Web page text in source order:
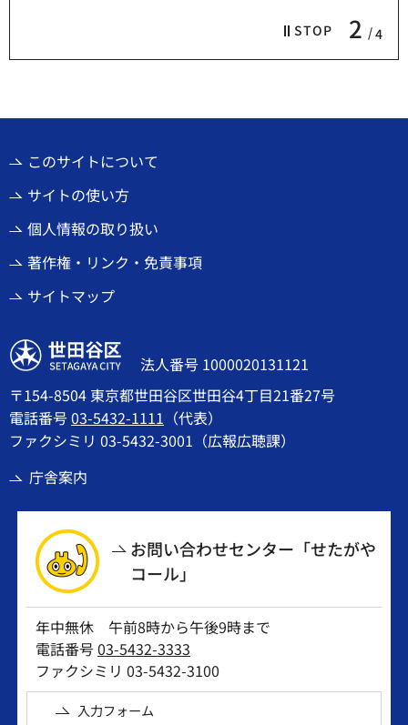
STOP 2 4
このサイトについて
サイトの使い方
個人情報の取り扱い
著作権・リンク・免責事項
サイトマップ
世田谷区
法人番号 1000020131121
〒154-8504 東京都世田谷区世田谷4丁目21番27号
電話番号03-5432-1111 （代表）
ファクシミリ 03-5432-3001（広報広聴課）
庁舎案内
お問い合わせセンター「せたがや
コール」
年中無休 午前8時から午後9時まで
電話番号03-5432-3333
ファクシミリ 03-5432-3100
入力フォーム